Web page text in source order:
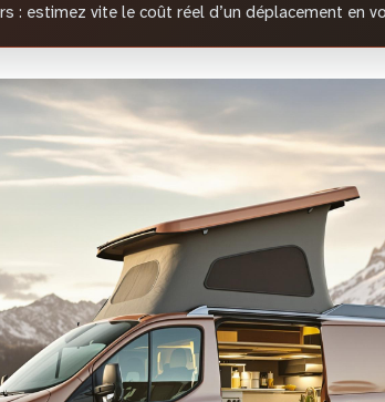
: estimez vite le coût réel d’un déplacement en